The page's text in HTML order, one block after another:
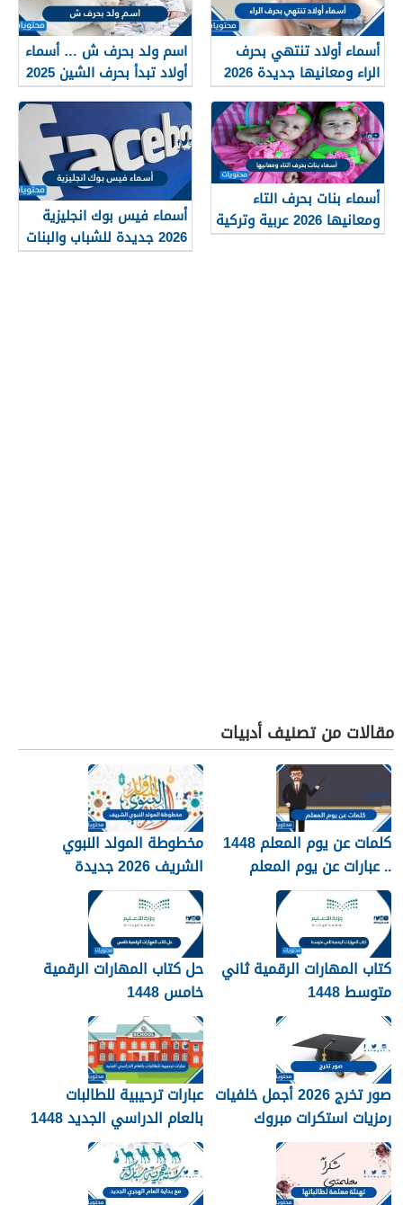
أسماء أولاد تنتهي بحرف
الراء ومعانيها جديدة 2026
اسم ولد بحرف ش … أسماء
أولاد تبدأ بحرف الشين 2025
ومعانيها
أسماء بنات بحرف التاء
ومعانيها 2026 عربية وتركية
جميلة وجذابة
أسماء فيس بوك انجليزية
2026 جديدة للشباب والبنات
مقالات من تصنيف أدبيات
كلمات عن يوم المعلم 1448
.. عبارات عن يوم المعلم
مكتوبة 1448
مخطوطة المولد النبوي
الشريف 2026 جديدة
كتاب المهارات الرقمية ثاني
متوسط 1448
حل كتاب المهارات الرقمية
خامس 1448
صور تخرج 2026 أجمل خلفيات
رمزيات استكرات مبروك
التخرج 1448
عبارات ترحيبية للطالبات
بالعام الدراسي الجديد 1448
بالصور